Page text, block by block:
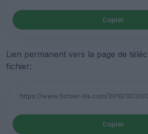
Copier
Lien permanent vers la page de
fichier:
Copier